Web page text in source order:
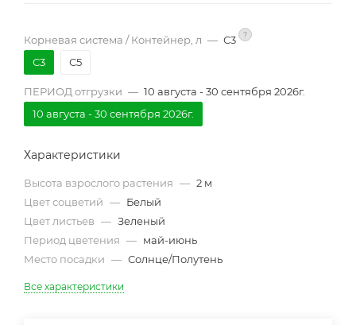
Корневая система / Контейнер, л — С3 ?
С3 С5
ПЕРИОД отгрузки — 10 августа - 30 сентября 2026г.
10 августа - 30 сентября 2026г.
Характеристики
Высота взрослого растения — 2 м
Цвет соцветий — Белый
Цвет листьев — Зеленый
Период цветения — май-июнь
Место посадки — Солнце/Полутень
Все характеристики